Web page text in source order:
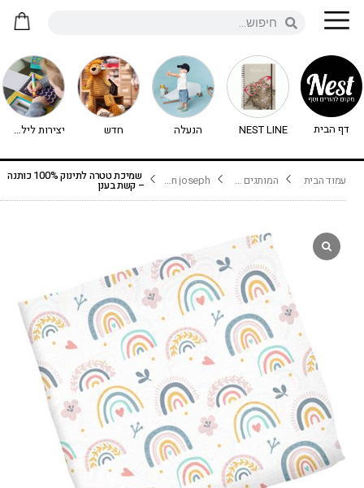
דף הבית NEST LINE הנעלה חדש יצירות לילדים - יצירה לילדים
עמוד הבית המותגים שלנו stephen joseph שמיכת טטרה לתינוק 100% כותנה
– קשת בענן